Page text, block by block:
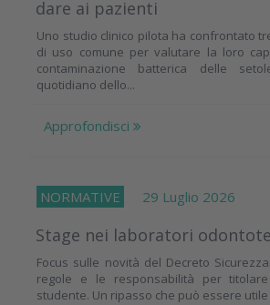
dare ai pazienti
Uno studio clinico pilota ha confrontato
di uso comune per valutare la loro
contaminazione batterica delle
quotidiano dello...
Approfondisci
NORMATIVE 29 Luglio 2026
Stage nei laboratori
Focus sulle novità del Decreto
regole e le responsabilità per
studente. Un ripasso che può essere utile